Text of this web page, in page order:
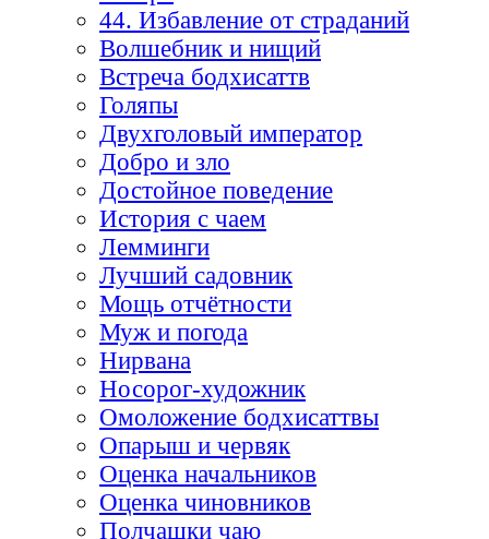
44. Избавление от страданий
Волшебник и нищий
Встреча бодхисаттв
Голяпы
Двухголовый император
Добро и зло
Достойное поведение
История с чаем
Лемминги
Лучший садовник
Мощь отчётности
Муж и погода
Нирвана
Носорог-художник
Омоложение бодхисаттвы
Опарыш и червяк
Оценка начальников
Оценка чиновников
Полчашки чаю